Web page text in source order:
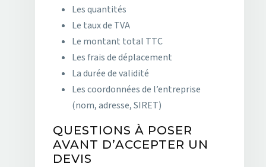
Les quantités
Le taux de TVA
Le montant total TTC
Les frais de déplacement
La durée de validité
Les coordonnées de l’entreprise
(nom, adresse, SIRET)
QUESTIONS À POSER
AVANT D’ACCEPTER UN
DEVIS